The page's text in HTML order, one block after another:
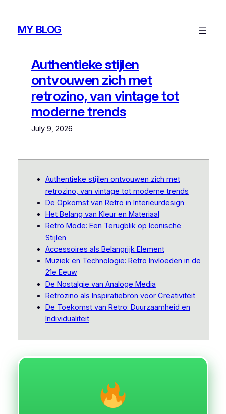
contentMY BLOG
Authentieke stijlen
ontvouwen zich met
retrozino, van vintage tot
moderne trends
July 9, 2026
Authentieke stijlen ontvouwen zich met
retrozino, van vintage tot moderne trends
De Opkomst van Retro in Interieurdesign
Het Belang van Kleur en Materiaal
Retro Mode: Een Terugblik op Iconische
Stijlen
Accessoires als Belangrijk Element
Muziek en Technologie: Retro Invloeden in de
21e Eeuw
De Nostalgie van Analoge Media
Retrozino als Inspiratiebron voor Creativiteit
De Toekomst van Retro: Duurzaamheid en
Individualiteit